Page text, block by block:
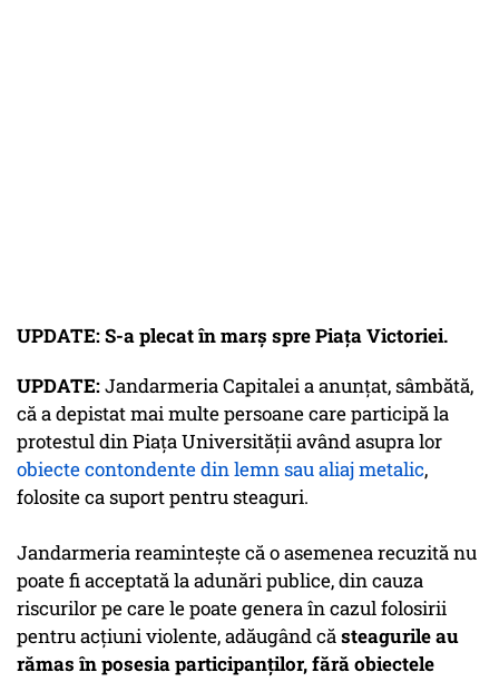
UPDATE: S-a plecat în marș spre Piața Victoriei.
UPDATE:Jandarmeria Capitalei a anunţat, sâmbătă,
că a depistat mai multe persoane care participă la
protestul din Piaţa Universităţii având asupra lor
obiecte contondente din lemn sau aliaj metalic,
folosite ca suport pentru steaguri.
Jandarmeria reaminteşte că o asemenea recuzită nu
poate fi acceptată la adunări publice, din cauza
riscurilor pe care le poate genera în cazul folosirii
pentru acţiuni violente, adăugând căsteagurile au
rămas în posesia participanţilor, fără obiectele